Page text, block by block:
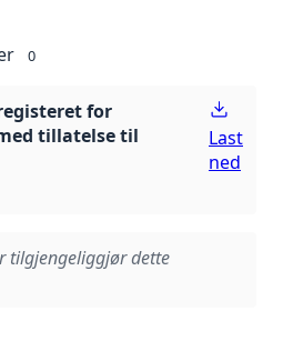
0
for
tillatelse til
Last
ned
tilgjengeliggjør dette